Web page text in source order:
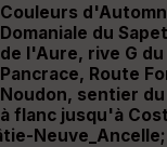
Couleurs
Domaniale du
de l'Aure, rive G
Pancrace, Route
Noudon, sentier
à flanc jusqu'à